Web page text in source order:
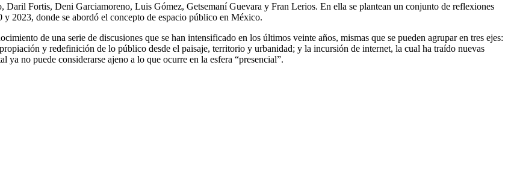
Daril Fortis, Deni Garciamoreno, Luis Gómez, Getsemaní Guevara y Fran Lerios. En ella se plantean un conjunto de reflexiones
2023, donde se abordó el concepto de espacio público en México.
de una serie de discusiones que se han intensificado en los últimos veinte años, mismas que se pueden agrupar en tres ejes:
y redefinición de lo público desde el paisaje, territorio y urbanidad; y la incursión de internet, la cual ha traído nuevas
no puede considerarse ajeno a lo que ocurre en la esfera “presencial”.